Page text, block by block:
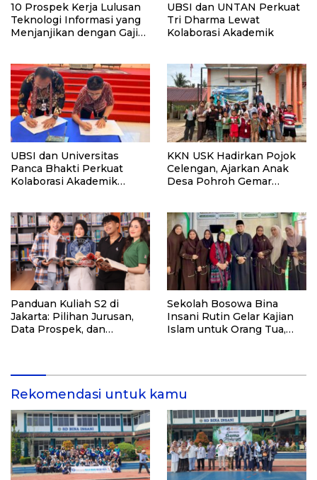
10 Prospek Kerja Lulusan
Teknologi Informasi yang
Menjanjikan dengan Gaji
UBSI dan UNTAN Perkuat
Tri Dharma Lewat
Kolaborasi Akademik
UBSI dan Universitas
Panca Bhakti Perkuat
Kolaborasi Akademik
KKN USK Hadirkan Pojok
Celengan, Ajarkan Anak
Desa Pohroh Gemar
Panduan Kuliah S2 di
Jakarta: Pilihan Jurusan,
Data Prospek, dan
Sekolah Bosowa Bina
Insani Rutin Gelar Kajian
Islam untuk Orang Tua,
Rekomendasi untuk kamu